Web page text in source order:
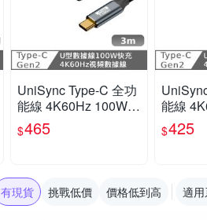
UniSync Type-C 全功
能線 4K60Hz 100W快
充 10GbpsU型充電線
3米
$465
能線
充
0.5米
$425
有現貨 挑戰低價 價格低到高 適